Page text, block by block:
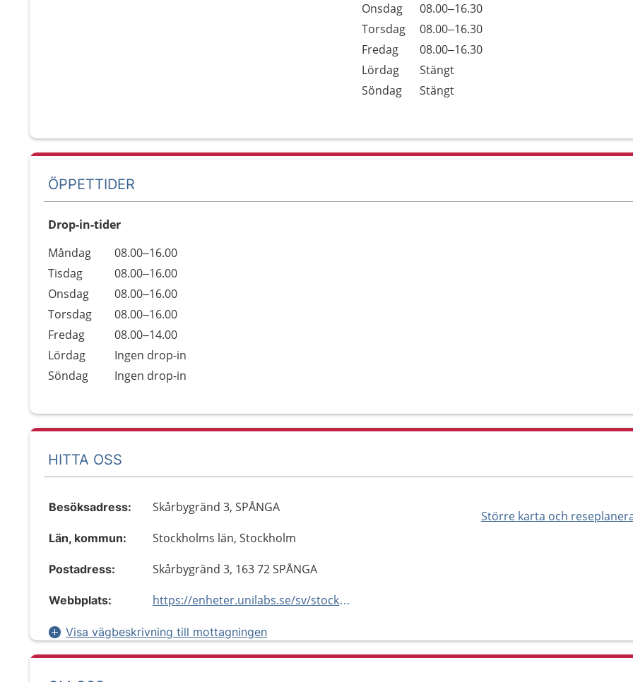
Onsdag
08.00–16.30
Torsdag
08.00–16.30
Fredag
08.00–16.30
Lördag
Stängt
Söndag
Stängt
ÖPPETTIDER
Drop-in-tider
Måndag
08.00–16.00
Tisdag
08.00–16.00
Onsdag
08.00–16.00
Torsdag
08.00–16.00
Fredag
08.00–14.00
Lördag
Ingen drop-in
Söndag
Ingen drop-in
HITTA OSS
Större karta och
Besöksadress: Skårbygränd 3, SPÅNGA
Län, kommun: Stockholms län, Stockholm
Postadress: Skårbygränd 3, 163 72 SPÅNGA
Webbplats: https://enheter.unilabs.se/sv/stockholms-lan/spanga/unilabs-rinkeby-narlaboratorium-594
Visa vägbeskrivning till mottagningen